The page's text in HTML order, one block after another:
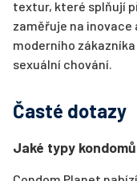
textur, které splňují
zaměřuje na inovace
moderního
sexuální chování.
Časté dotazy
Jaké typy